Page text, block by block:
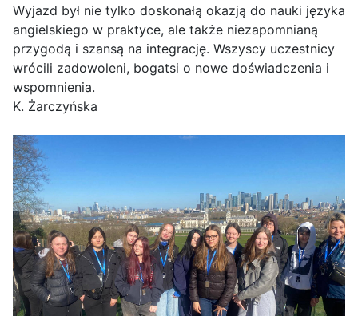
Wyjazd był nie tylko doskonałą okazją do nauki języka
angielskiego w praktyce, ale także niezapomnianą
przygodą i szansą na integrację. Wszyscy uczestnicy
wrócili zadowoleni, bogatsi o nowe doświadczenia i
wspomnienia.
K. Żarczyńska